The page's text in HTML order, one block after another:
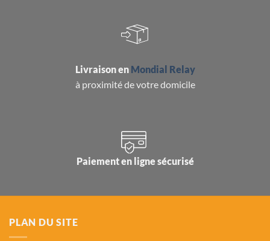
Livraison en Mondial Relay
à proximité de votre domicile
Paiement en ligne sécurisé
PLAN DU SITE